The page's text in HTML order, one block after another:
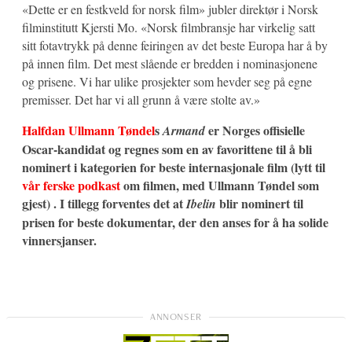
«Dette er en festkveld for norsk film» jubler direktør i Norsk
filminstitutt Kjersti Mo. «Norsk filmbransje har virkelig satt
sitt fotavtrykk på denne feiringen av det beste Europa har å by
på innen film. Det mest slående er bredden i nominasjonene
og prisene. Vi har ulike prosjekter som hevder seg på egne
premisser. Det har vi all grunn å være stolte av.»
Halfdan Ullmann TøndelsArmander Norges offisielle
Oscar-kandidat og regnes som en av favorittene til å bli
nominert i kategorien for beste internasjonale film (lytt til
vår ferske podkastom filmen, med Ullmann Tøndel som
gjest) . I tillegg forventes det atIbelin blir nominert til
prisen for beste dokumentar, der den anses for å ha solide
vinnersjanser.